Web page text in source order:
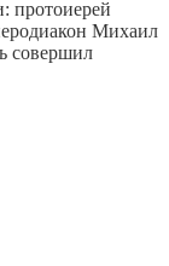
протоиерей
Михаил
совершил